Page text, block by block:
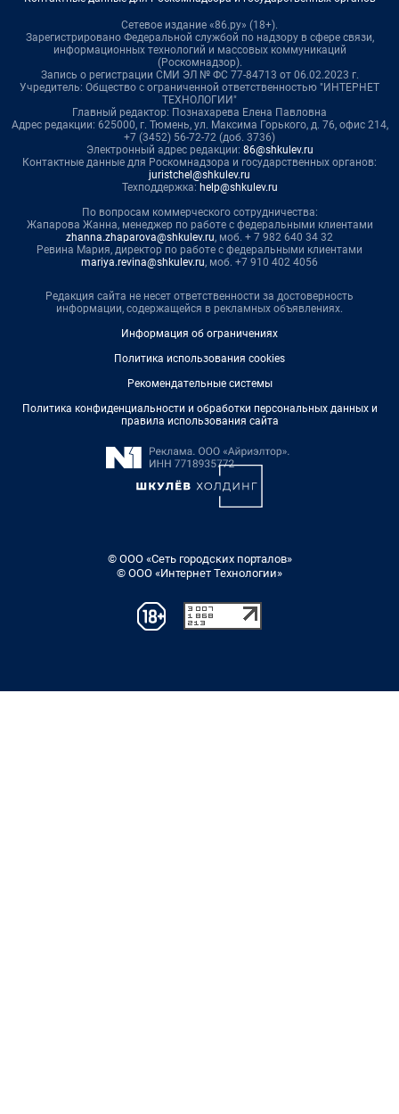
Сетевое издание «86.ру» (18+).
Зарегистрировано Федеральной службой по надзору в сфере связи,
информационных технологий и массовых коммуникаций
(Роскомнадзор).
Запись о регистрации СМИ ЭЛ № ФС 77-84713 от 06.02.2023 г.
Учредитель: Общество с ограниченной ответственностью "ИНТЕРНЕТ
ТЕХНОЛОГИИ"
Главный редактор: Познахарева Елена Павловна
Адрес редакции: 625000, г. Тюмень, ул. Максима Горького, д. 76, офис 214,
+7 (3452) 56-72-72 (доб. 3736)
Электронный адрес редакции: 86@shkulev.ru
Контактные данные для Роскомнадзора и государственных органов:
juristchel@shkulev.ru
Техподдержка: help@shkulev.ru
По вопросам коммерческого сотрудничества:
Жапарова Жанна, менеджер по работе с федеральными клиентами
zhanna.zhaparova@shkulev.ru, моб. + 7 982 640 34 32
Ревина Мария, директор по работе с федеральными клиентами
mariya.revina@shkulev.ru, моб. +7 910 402 4056
Редакция сайта не несет ответственности за достоверность
информации, содержащейся в рекламных объявлениях.
Информация об ограничениях
Политика использования cookies
Рекомендательные системы
Политика конфиденциальности и обработки персональных данных и
правила использования сайта
© ООО «Сеть городских порталов»
© ООО «Интернет Технологии»